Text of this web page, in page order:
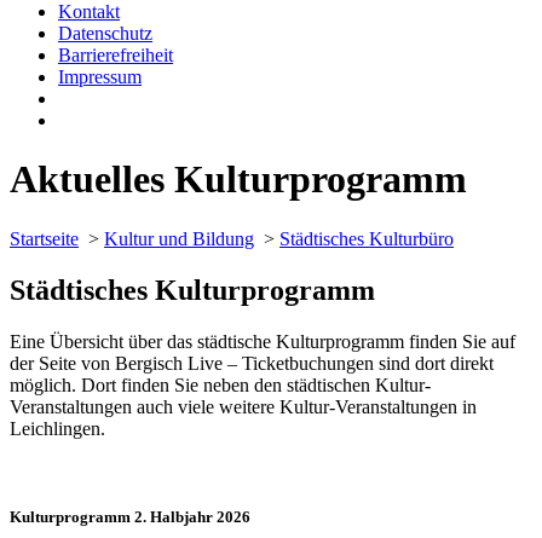
Kontakt
Datenschutz
Barrierefreiheit
Impressum
Aktuelles Kulturprogramm
Startseite > Kultur und Bildung > Städtisches Kulturbüro
Städtisches Kulturprogramm
Eine Übersicht über das städtische Kulturprogramm finden Sie auf
der Seite von Bergisch Live – Ticketbuchungen sind dort direkt
möglich. Dort finden Sie neben den städtischen Kultur-
Veranstaltungen auch viele weitere Kultur-Veranstaltungen in
Leichlingen.
Kulturprogramm 2. Halbjahr 2026